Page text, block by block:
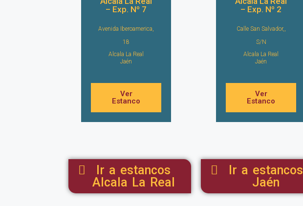
– Exp. Nº 7
Avenida Iberoamerica,
18
Alcala La Real
Jaén
Ver
Estanco
– Exp. Nº 2
Calle San Salvador,,
S/N
Alcala La Real
Jaén
Ver
Estanco
Ir a estancos
Alcala La Real
Ir a estancos
Jaén